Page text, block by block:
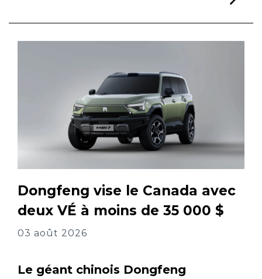
Dongfeng vise le Canada avec
deux VÉ à moins de 35 000 $
03 août 2026
Le géant chinois Dongfeng